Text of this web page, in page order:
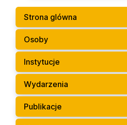
Strona glówna
Osoby
Instytucje
Wydarzenia
Publikacje